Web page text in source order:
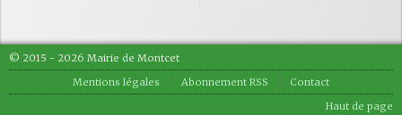
© 2015 - 2026 Mairie de Montcet
Mentions légales
Abonnement RSS
Contact
Haut de page